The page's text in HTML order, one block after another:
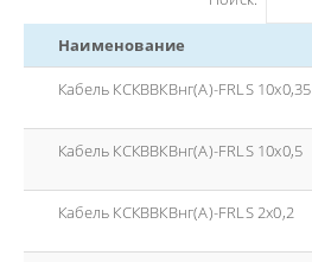
Наименование
Кабель КСКВВКВнг(А)-FRLS 10x0,35
Кабель КСКВВКВнг(А)-FRLS 10x0,5
Кабель КСКВВКВнг(А)-FRLS 2x0,2